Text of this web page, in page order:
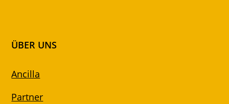
ÜBER UNS
Ancilla
Partner